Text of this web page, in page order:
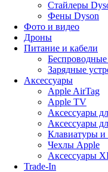
Стайлеры
Фены Dyson
Фото и видео
Дроны
Питание и кабели
Беспроводные
Зарядные
Аксессуары
Apple AirTag
Apple TV
Аксессуары
Аксессуары
Клавиатуры
Чехлы Apple
Аксессуары
Trade-In